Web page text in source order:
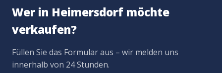
Wer in Heimersdorf möchte
verkaufen?
Füllen Sie das Formular aus – wir melden uns
innerhalb von 24 Stunden.